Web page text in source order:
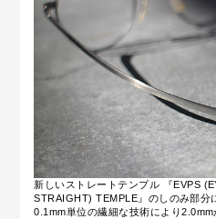
新しいストレートテンプル 『EVPS
STRAIGHT) TEMPLE』のしのみ部分
0.1mm単位の繊細な技術により